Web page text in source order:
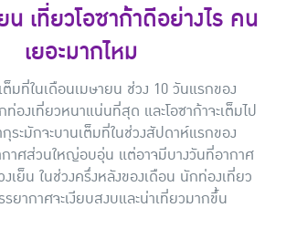
น เที่ยวโอซาก้าดีอย่างไร คน
เยอะมากไหม
มที่ในเดือนเมษายน ช่วง 10 วันแรกของ
องเที่ยวหนาแน่นที่สุด และโอซาก้าจะเต็มไป
ะมักจะบานเต็มที่ในช่วงสัปดาห์แรกของ
กาศส่วนใหญ่อบอุ่น แต่อาจมีบางวันที่อากาศ
งเย็น ในช่วงครึ่งหลังของเดือน นักท่องเที่ยว
รยากาศจะเงียบสงบและน่าเที่ยวมากขึ้น